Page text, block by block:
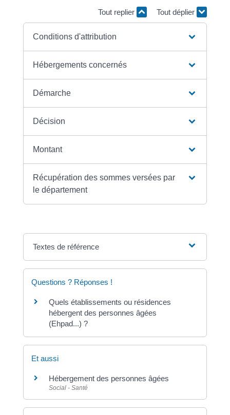
Tout replier Tout déplier
Conditions d'attribution
Hébergements concernés
Démarche
Décision
Montant
Récupération des sommes versées par
le département
Textes de référence
Questions ? Réponses !
Quels établissements ou résidences
hébergent des personnes âgées
(Ehpad...) ?
Et aussi
Hébergement des personnes âgées
Social - Santé